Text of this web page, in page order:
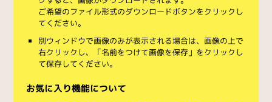
ご希望のファイル形式のダウンロードボタンをクリックし
てください。
別ウィンドウで画像のみが表示される場合は、画像の上で
右クリックし、「名前をつけて画像を保存」をクリックし
て保存してください。
お気に入り機能について